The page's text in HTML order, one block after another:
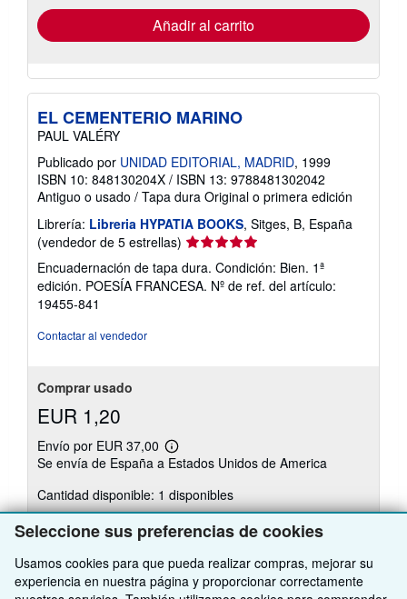
Seleccione sus preferencias de cookies
Usamos cookies para que pueda realizar compras, mejorar su
experiencia en nuestra página y proporcionar correctamente
envío
Añadir al carrito
EL CEMENTERIO MARINO
PAUL VALÉRY
Publicado por UNIDAD EDITORIAL, MADRID, 1999
ISBN 10: 848130204X / ISBN 13: 9788481302042
Antiguo o usado / Tapa dura Original o primera edición
Librería: Libreria HYPATIA BOOKS, Sitges, B, España
(vendedor de 5 estrellas) Calificación
del
vendedor:
5
Encuadernación de tapa dura. Condición: Bien. 1ª
edición. POESÍA FRANCESA. Nº de ref. del artículo:
19455-841
Contactar al vendedor
Comprar usado
EUR 1,20
Envío por EUR 37,00
Más
información
las
tarifas
envío
Se envía de España a Estados Unidos de America
Cantidad disponible: 1 disponibles
Añadir al carrito